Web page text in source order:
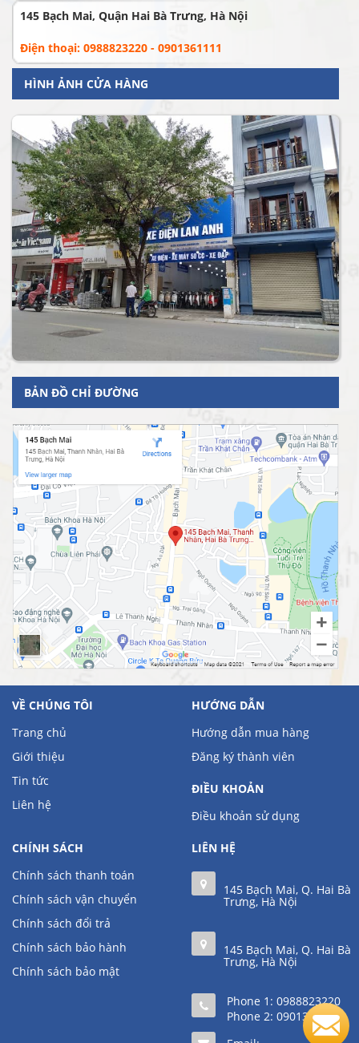
145 Bạch Mai, Quận Hai Bà Trưng, Hà Nội
Điện thoại: 0988823220 - 0901361111
HÌNH ẢNH CỬA HÀNG
BẢN ĐỒ CHỈ ĐƯỜNG
VỀ CHÚNG TÔI
Trang chủ
Giới thiệu
Tin tức
Liên hệ
HƯỚNG DẪN
Hướng dẫn mua hàng
Đăng ký thành viên
ĐIỀU KHOẢN
Điều khoản sử dụng
CHÍNH SÁCH
Chính sách thanh toán
Chính sách vận chuyển
Chính sách đổi trả
Chính sách bảo hành
Chính sách bảo mật
LIÊN HỆ
145 Bạch Mai, Q. Hai Bà
Trưng, Hà Nội
145 Bạch Mai, Q. Hai Bà
Trưng, Hà Nội
Phone 1: 0988823220
Phone 2: 0901361111